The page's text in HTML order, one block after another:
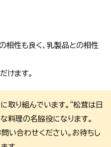
相性も良く、乳製品との相性
けます。
取り組んでいます。“松茸は日
料理の名脇役になります。
問い合わせください。お待ちし